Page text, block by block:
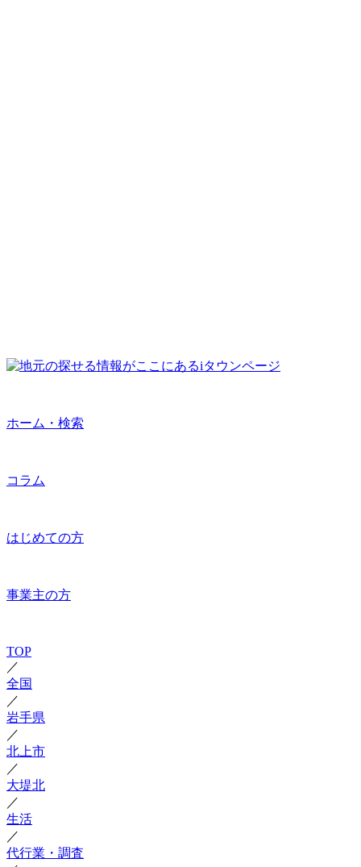
ホーム・検索
コラム
はじめての方
事業主の方
TOP
／
全国
／
岩手県
／
北上市
／
大堤北
／
生活
／
代行業・調査